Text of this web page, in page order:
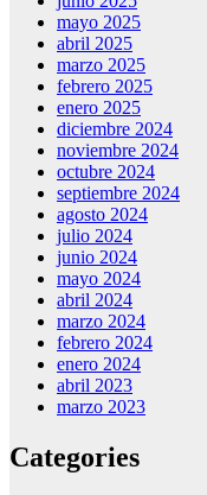
mayo 2025
abril 2025
marzo 2025
febrero 2025
enero 2025
diciembre 2024
noviembre 2024
octubre 2024
septiembre 2024
agosto 2024
julio 2024
junio 2024
mayo 2024
abril 2024
marzo 2024
febrero 2024
enero 2024
abril 2023
marzo 2023
Categories